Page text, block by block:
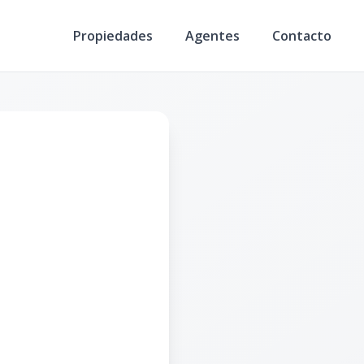
Propiedades Agentes Contacto